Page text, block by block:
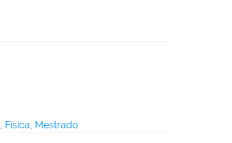
, Física, Mestrado